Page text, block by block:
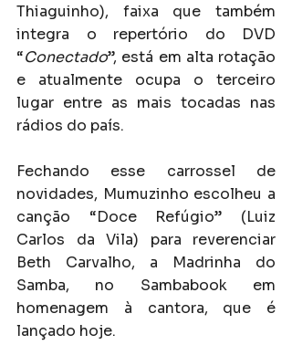
Thiaguinho), faixa que também
integra o repertório do DVD
“Conectado”, está em alta rotação
e atualmente ocupa o terceiro
lugar entre as mais tocadas nas
rádios do país.
Fechando esse carrossel de
novidades, Mumuzinho escolheu a
canção “Doce Refúgio” (Luiz
Carlos da Vila) para reverenciar
Beth Carvalho, a Madrinha do
Samba, no Sambabook em
homenagem à cantora, que é
lançado hoje.